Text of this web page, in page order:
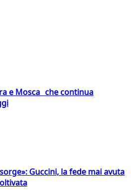
e Mosca che continua
Guccini, la fede mai avuta